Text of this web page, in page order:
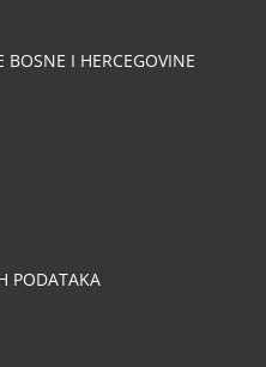
BOSNE I HERCEGOVINE
PODATAKA